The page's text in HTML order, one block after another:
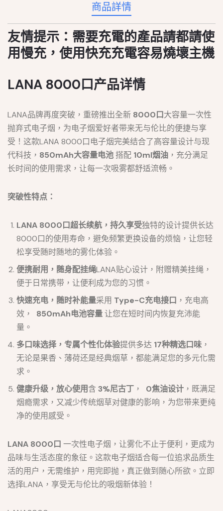
商品詳情
友情提示：需要充電的產品請都請使
用慢充，使用快充充電容易燒壞主機
LANA 8000口产品详情
LANA品牌再度突破，重磅推出全新 8000口大容量一次性
抛弃式电子烟，为电子烟爱好者带来无与伦比的便捷与享
受！这款LANA 8000口电子烟完美结合了高容量设计与现
代科技， 850mAh大容量电池搭配 10ml烟油 ，充分满足
长时间的使用需求，让每一次吸雾都舒适流畅。
突破性特点：
LANA 8000口超长续航，持久享受独特的设计提供长达
8000口的使用寿命，避免频繁更换设备的烦恼，让您轻
松享受随时随地的雾化体验。
便携耐用，随身配挂绳LANA贴心设计，附赠精美挂绳，
便于日常携带，让便利成为您的习惯。
快速充电，随时补能量采用 Type-C充电接口 ，充电高
效， 850mAh电池容量让您在短时间内恢复充沛能
量。
多口味选择，专属个性化体验提供多达 17种精选口味 ，
无论是果香、薄荷还是经典烟草，都能满足您的多元化需
求。
健康升级，放心使用含 3%尼古丁 ， 0焦油设计 ，既满足
烟瘾需求，又减少传统烟草对健康的影响，为您带来更纯
净的使用感受。
LANA 8000口 一次性电子烟，让雾化不止于便利，更成为
品味与生活态度的象征。这款电子烟适合每一位追求品质生
活的用户，无需维护，用完即抛，真正做到随心所欲。立即
选择LANA，享受无与伦比的吸烟新体验！